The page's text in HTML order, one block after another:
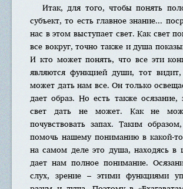
Итак, для того, чтобы понять
субъект, то есть главное знание...
нас в этом выступает свет. Как свет
все вокруг, точно также и душа
И кто может понять, что все эти
являются функцией души, тот
может дать нам все. Он только
дает образ. Но есть также осязание,
свет дать не может. Как не
почувствовать запах. Таким
помочь нашему пониманию в какой-
на самом деле это душа, находясь в
дает нам полное понимание.
слух, зрение – этими функциями